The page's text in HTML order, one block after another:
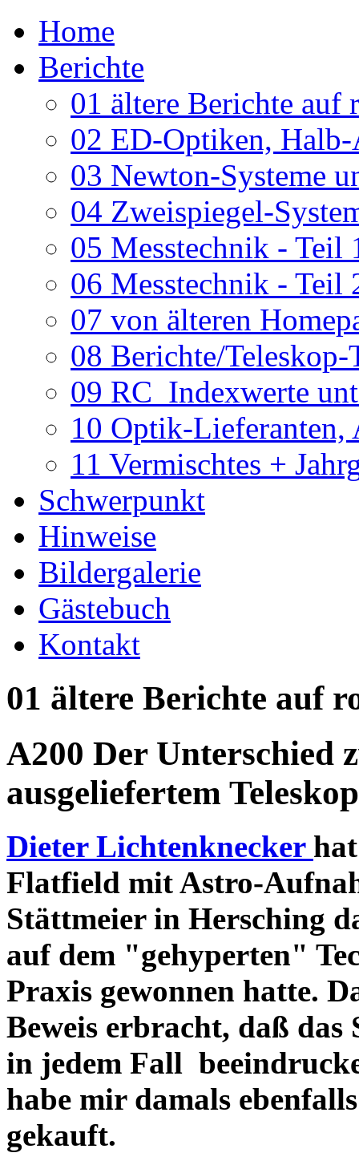
Home
Berichte
01 ältere Berichte auf
02 ED-Optiken, Halb-
03 Newton-Systeme
04 Zweispiegel-
05 Messtechnik - Teil
06 Messtechnik - Teil
07 von älteren
08 Berichte/
09 RC_Indexwerte
10 Optik-Lieferanten,
11 Vermischtes +
Schwerpunkt
Hinweise
Bildergalerie
Gästebuch
Kontakt
01 ältere Berichte auf
A200 Der Unterschied
ausgeliefertem
Dieter Lichtenknecker
Flatfield mit Astro-
Stättmeier in Hersching
auf dem "gehyperten"
Praxis gewonnen hatte.
Beweis erbracht, daß das
in jedem Fall
habe mir damals
gekauft.